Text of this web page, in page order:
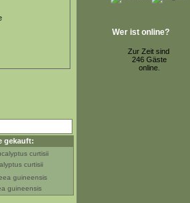
gekauft:
curtisii
guineensis
Wer ist online?
Zur Zeit sind
246 Gäste
online.